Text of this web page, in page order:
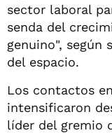
sector laboral
senda del
genuino", según
del espacio.
Los contactos
intensificaron
líder del gremio